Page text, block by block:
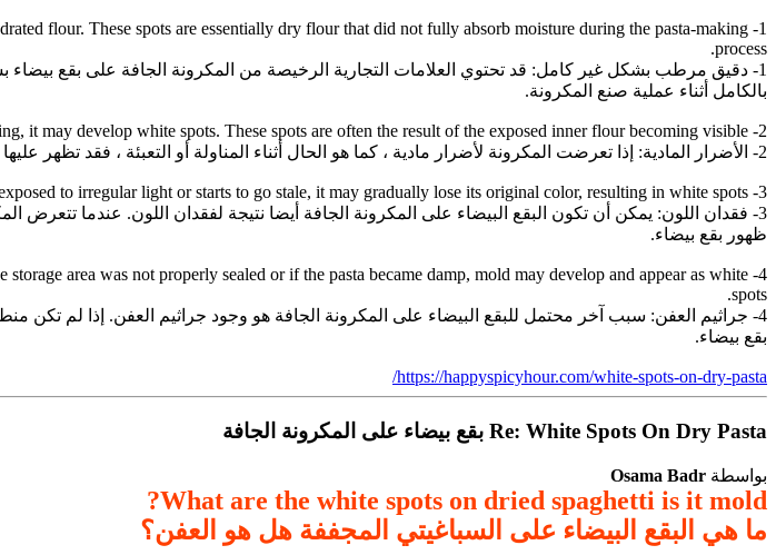
flour. These spots are essentially dry flour that did not fully absorb moisture during the pasta-making
process.
1- دقيق مرطب بشكل غير كامل: قد تحتوي العلامات التجارية الرخيصة من المكرونة الجافة على بقع
بالكامل أثناء عملية صنع المكرونة.
2- Physical damage: If the pasta has been physically damaged, such as during handling or packaging, it may develop white spots. These spots are often the result of the exposed inner flour becoming visible.
2- الأضرار المادية: إذا تعرضت المكرونة لأضرار مادية ، كما هو الحال أثناء المناولة أو التعبئة ، فقد تظهر عليها بقع بيضاء. غالبا ما تكون هذه البقع نتيجة ظهور الدقيق الداخلي المكشوف.
3- Color loss: White spots on dry pasta can also be a result of color loss. When pasta is exposed to irregular light or starts to go stale, it may gradually lose its original color, resulting in white spots.
3- فقدان اللون: يمكن أن تكون البقع البيضاء على المكرونة الجافة أيضا نتيجة لفقدان اللون. عندما تتعرض
ظهور بقع بيضاء.
area was not properly sealed or if the pasta became damp, mold may develop and appear as white
spots.
4- جراثيم العفن: سبب آخر محتمل للبقع البيضاء على المكرونة الجافة هو وجود جراثيم العفن. إذا لم
بقع بيضاء.
https://happyspicyhour.com/white-spots-on-dry-pasta/
Re: White Spots On Dry Pasta بقع بيضاء على المكرونة الجافة
بواسطة Osama Badr
What are the white spots on dried spaghetti is it mold?
ما هي البقع البيضاء على السباغيتي المجففة هل هو العفن؟